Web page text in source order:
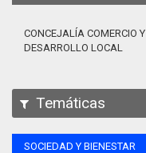
CONCEJALÍA COMERCIO Y
DESARROLLO LOCAL
Temáticas
SOCIEDAD Y BIENESTAR